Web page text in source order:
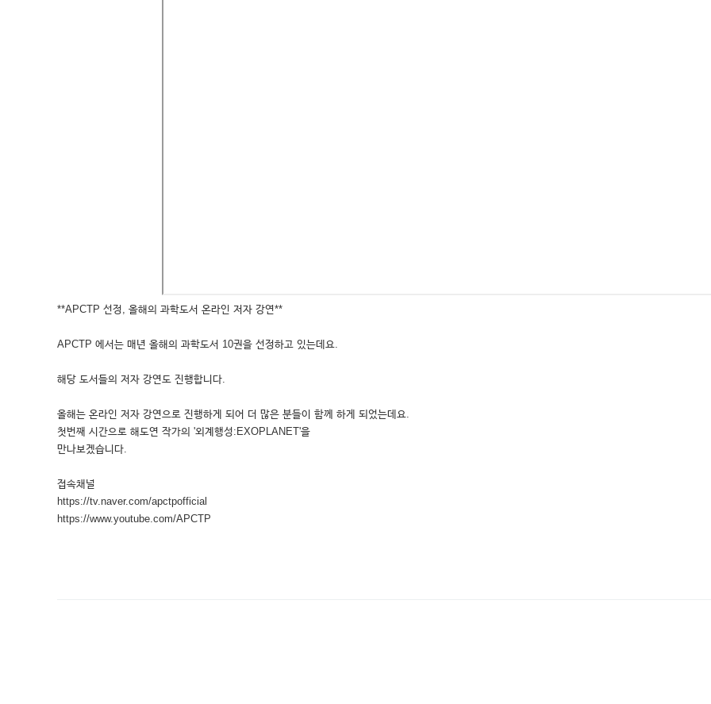
**APCTP 선정, 올해의 과학도서 온라인 저자 강연**
APCTP 에서는 매년 올해의 과학도서 10권을 선정하고 있는데요.
해당 도서들의 저자 강연도 진행합니다.
올해는 온라인 저자 강연으로 진행하게 되어 더 많은 분들이 함께 하게 되었는데요.
첫번째 시간으로 해도연 작가의 '외계행성:EXOPLANET'을
만나보겠습니다.
접속채널
https://tv.naver.com/apctpofficial
https://www.youtube.com/APCTP